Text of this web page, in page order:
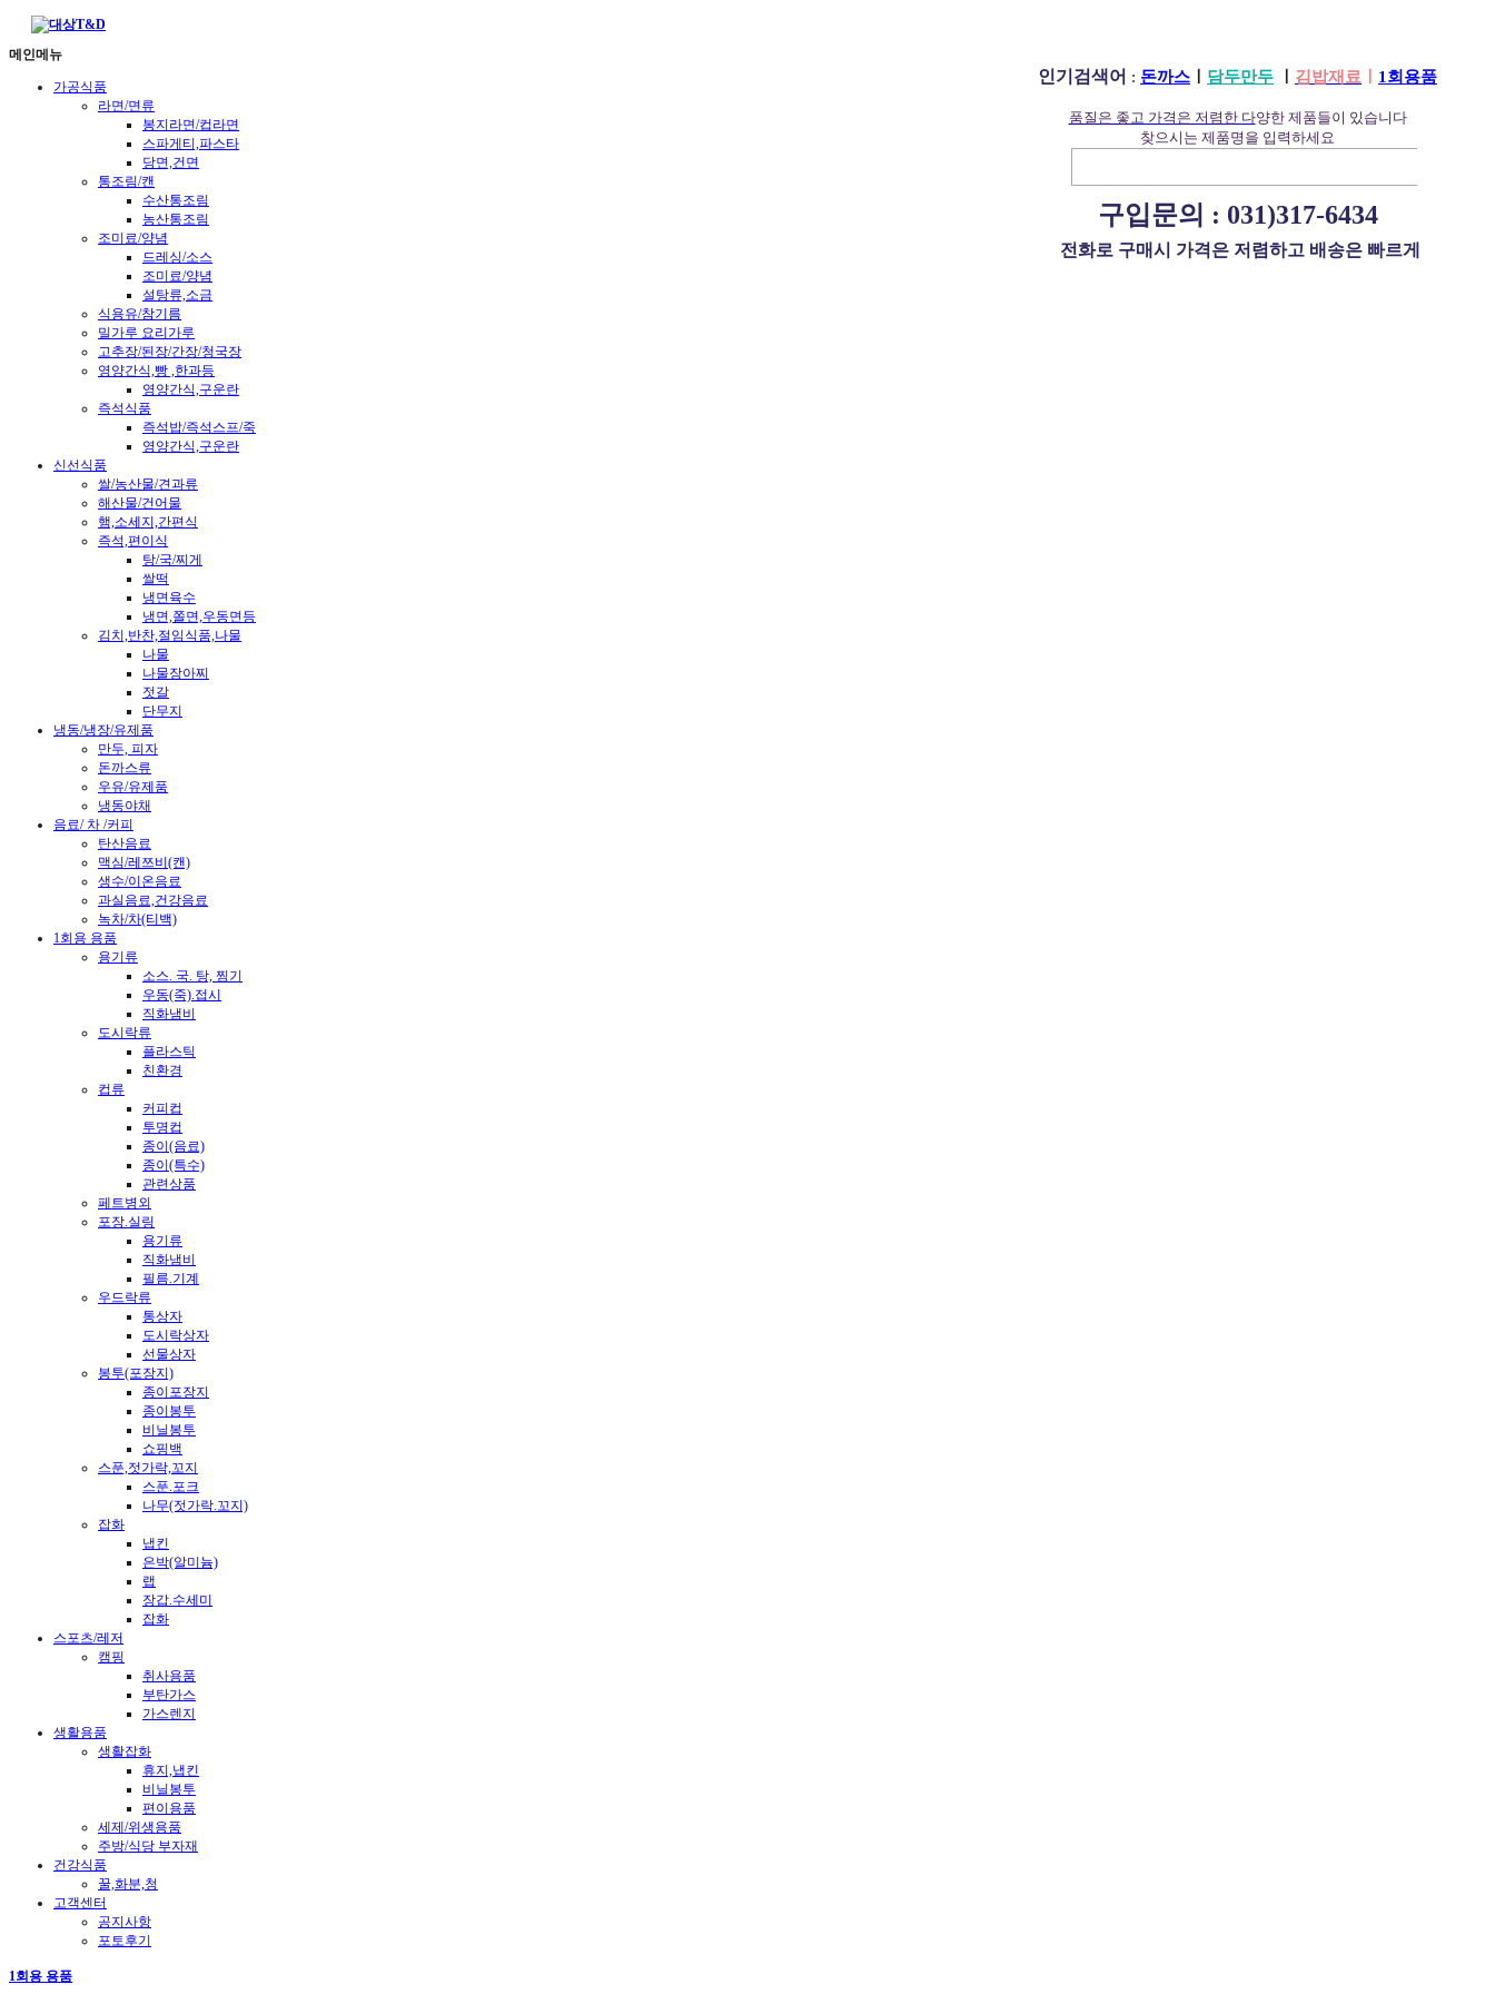
인기검색어 : 돈까스 담두만두 김밥재료 1회용품
품질은 좋고 가격은 저렴한 다양한 제품들이 있습니다
찾으시는 제품명을 입력하세요
구입문의 : 031)317-6434
전화로 구매시 가격은 저렴하고 배송은 빠르게
메인메뉴
가공식품
라면/면류
봉지라면/컵라면
스파게티,파스타
당면,건면
통조림/캔
수산통조림
농산통조림
조미료/양념
드레싱/소스
조미료/양념
설탕류,소금
식용유/참기름
밀가루 요리가루
고추장/된장/간장/청국장
영양간식,빵 ,한과등
영양간식,구운란
즉석식품
즉석밥/즉석스프/죽
영양간식,구운란
신선식품
쌀/농산물/견과류
해산물/건어물
햄,소세지,간편식
즉석,편이식
탕/국/찌게
쌀떡
냉면육수
냉면,쫄면,우동면등
김치,반찬,절임식품,나물
나물
나물장아찌
젓갈
단무지
냉동/냉장/유제품
만두, 피자
돈까스류
우유/유제품
냉동야채
음료/ 차 /커피
탄산음료
맥심/레쯔비(캔)
생수/이온음료
과실음료,건강음료
녹차/차(티백)
1회용 용품
용기류
소스. 국. 탕, 찜기
우동(죽).접시
직화냄비
도시락류
플라스틱
친환경
컵류
커피컵
투명컵
종이(음료)
종이(특수)
관련상품
페트병외
포장.실링
용기류
직화냄비
필름.기계
우드락류
통상자
도시락상자
선물상자
봉투(포장지)
종이포장지
종이봉투
비닐봉투
쇼핑백
스푼,젓가락,꼬지
스푼.포크
나무(젓가락.꼬지)
잡화
냅킨
은박(알미늄)
랩
장갑.수세미
잡화
스포츠/레저
캠핑
취사용품
부탄가스
가스렌지
생활용품
생활잡화
휴지,냅킨
비닐봉투
편이용품
세제/위생용품
주방/식당 부자재
건강식품
꿀,화분,청
고객센터
공지사항
포토후기
1회용 용품